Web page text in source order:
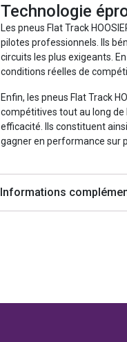
Technologie
Les pneus Flat Track
pilotes professionnels. Ils
circuits les plus exigeants.
conditions réelles de
Enfin, les pneus Flat Track
compétitives tout au long
efficacité. Ils constituent
gagner en performance sur
Informations